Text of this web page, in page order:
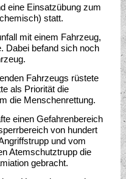
eine Einsatzübung zum
statt.
mit einem Fahrzeug,
Dabei befand sich noch
Fahrzeugs rüstete
als Priorität die
die Menschenrettung.
einen Gefahrenbereich
von hundert
und vom
Atemschutztrupp die
gebracht.